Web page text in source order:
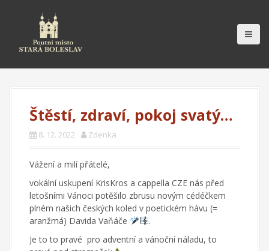
o
Štěstí, zdraví, pokoj svatý…
8. 12. 2022 Zdenka
Vážení a milí přátelé,
vokální uskupení KrisKros a cappella CZE nás před
letošními Vánoci potěšilo zbrusu novým cédéčkem
plném našich českých koled v poetickém hávu (=
aranžmá) Davida Vaňáče
.
Je to to pravé pro adventní a vánoční náladu, to